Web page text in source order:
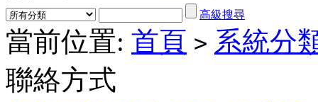
高級搜尋
當前位置: 首頁 > 系統分
聯絡方式